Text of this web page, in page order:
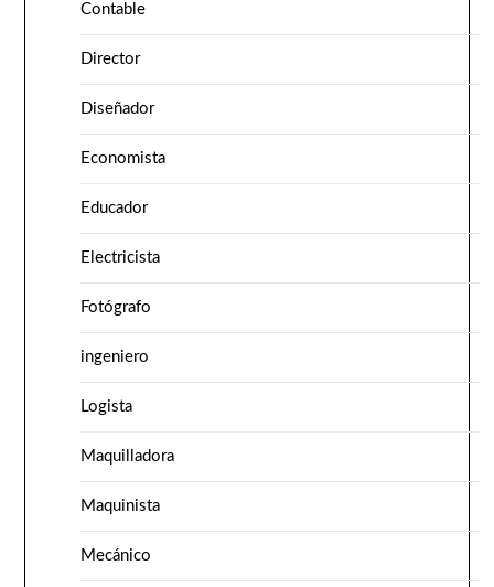
Contable
Director
Diseñador
Economista
Educador
Electricista
Fotógrafo
ingeniero
Logista
Maquilladora
Maquinista
Mecánico